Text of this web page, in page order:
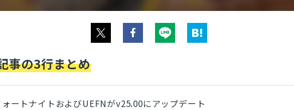
事の3行まとめ
ォートナイトおよびUEFNがv25.00にアップデート